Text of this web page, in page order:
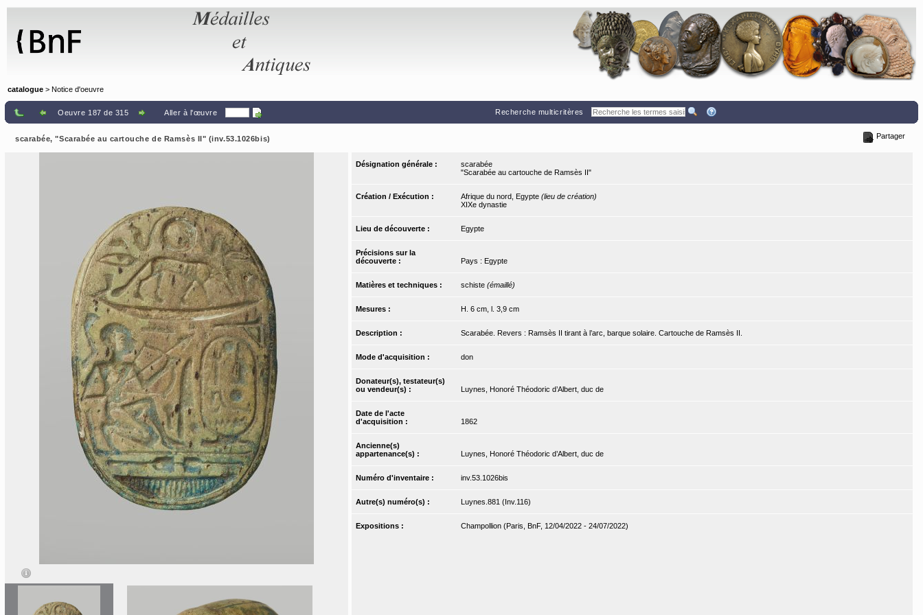
catalogue > Notice d'oeuvre
Oeuvre 187 de 315 Aller à l'œuvre Recherche multicritères
scarabée, "Scarabée au cartouche de Ramsès II" (inv.53.1026bis) Partager
Désignation générale :
scarabée
"Scarabée au cartouche de Ramsès II"
Création / Exécution : Afrique du nord, Egypte (lieu de création)
XIXe dynastie
Lieu de découverte : Egypte
Précisions sur la
découverte :
Pays : Egypte
Matières et techniques : schiste (émaillé)
Mesures : H. 6 cm, l. 3,9 cm
Description : Scarabée. Revers : Ramsès II tirant à l’arc, barque solaire. Cartouche de Ramsès II.
Mode d'acquisition : don
Donateur(s), testateur(s)
ou vendeur(s) :
Luynes, Honoré Théodoric d’Albert, duc de
Date de l'acte
d'acquisition :
1862
Ancienne(s)
appartenance(s) :
Luynes, Honoré Théodoric d’Albert, duc de
Numéro d'inventaire : inv.53.1026bis
Autre(s) numéro(s) : Luynes.881 (Inv.116)
Expositions : Champollion (Paris, BnF, 12/04/2022 - 24/07/2022)